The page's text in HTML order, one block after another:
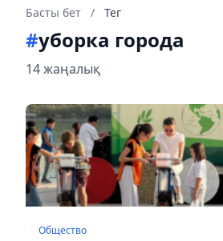
Басты бет / Тег
#уборка города
14 жаңалық
Общество